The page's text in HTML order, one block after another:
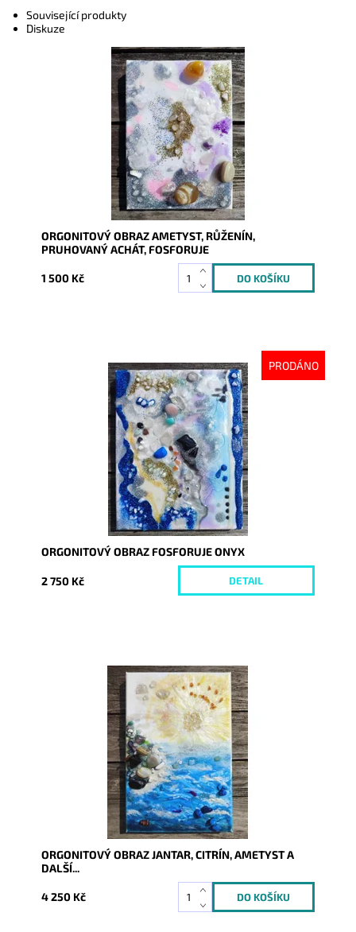
Související produkty
Diskuze
Skladem
7323
ORGONITOVÝ OBRAZ AMETYST, RŮŽENÍN,
PRUHOVANÝ ACHÁT, FOSFORUJE
1 500 Kč
PRODÁNO
Vyprodáno
7322
ORGONITOVÝ OBRAZ FOSFORUJE ONYX
2 750 Kč DETAIL
Skladem
7324
ORGONITOVÝ OBRAZ JANTAR, CITRÍN, AMETYST A
DALŠÍ...
4 250 Kč